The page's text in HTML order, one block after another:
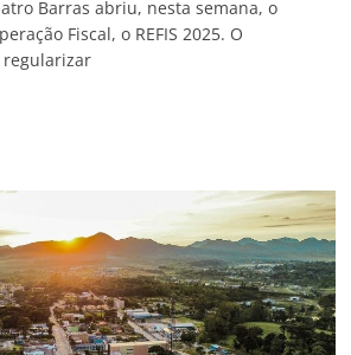
Barras abriu, nesta semana, o
Fiscal, o REFIS 2025. O